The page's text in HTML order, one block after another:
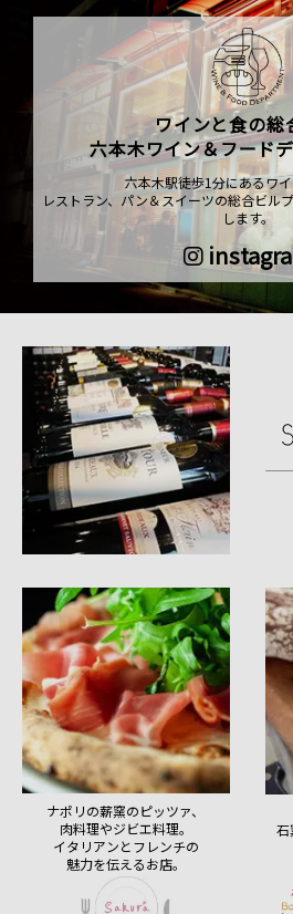
ワインと食の総
六本木ワイン＆フード
六本木駅徒歩1分にあるワイ
レストラン、パン＆スイーツの総合ビル
します。
ナポリの薪窯のピッツァ、
肉料理やジビエ料理。
イタリアンとフレンチの
魅力を伝えるお店。
石